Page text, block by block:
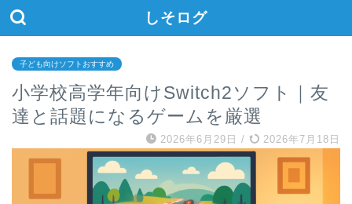
しそログ
子ども向けソフトおすすめ
小学校高学年向けSwitch2ソフト｜友
達と話題になるゲームを厳選
2026年6月29日 / 2026年7月18日